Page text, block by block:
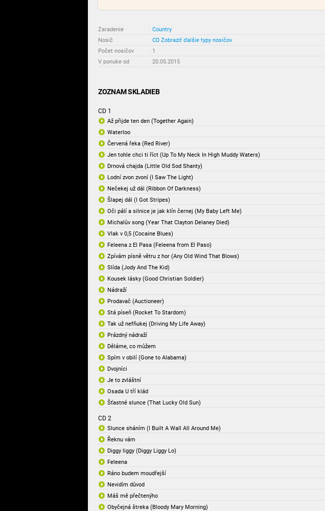
Zaradenie : Country
Nosič
: CD Zobraziť ďalšie typy nosičov
Počet nosičov
: 1
V ponuke od
: 20.05.2015
ZOZNAM SKLADIEB
CD 1
Až přijde ten den (Together Again)
Waterloo
Červená řeka (Red River)
Jen tohle chci ti říct (Up To My Neck In High Muddy Waters)
Drnová chajda (Little Old Sod Shanty)
Lodní zvon zvoní (I Saw The Light)
Nečekej už dál (Ribbon Of Darkness)
Šlapej dál (I Got Stripes)
Oči pálí a silnice je jak klín černej (My Baby Left Me)
Michalův song (Year That Clayton Delaney Died)
Vlak v 0,5 (Cocaine Blues)
Feleena z El Pasa (Feleena from El Paso)
Zpívám písně větru z hor (Any Old Wind That Blows)
Slída (Jody And The Kid)
Kousek lásky (Good Christian Soldier)
Nádraží
Prodavač (Auctioneer)
Stá píseň (Rocket To Stardom)
Tak už nefňukej (Driving My Life Away)
Prázdný nádraží
Děláme, co můžem
Spím v obilí (Gone to Alabama)
Dvojníci
Je to zvláštní
Osada U tří klád
Šťastné slunce (That Lucky Old Sun)
CD 2
Slunce sháním (I Built A Wall All Around Me)
Řeknu vám
Diggy liggy (Diggy Liggy Lo)
Feleena
Ráno budem moudřejší
Nevidím důvod
Máš mě přečtenýho
Obyčejná štreka (Bloody Mary Morning)